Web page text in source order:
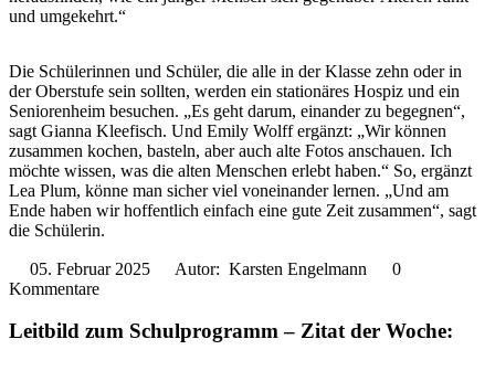
und umgekehrt.“
Die Schülerinnen und Schüler, die alle in der Klasse zehn oder in
der Oberstufe sein sollten, werden ein stationäres Hospiz und ein
Seniorenheim besuchen. „Es geht darum, einander zu begegnen“,
sagt Gianna Kleefisch. Und Emily Wolff ergänzt: „Wir können
zusammen kochen, basteln, aber auch alte Fotos anschauen. Ich
möchte wissen, was die alten Menschen erlebt haben.“ So, ergänzt
Lea Plum, könne man sicher viel voneinander lernen. „Und am
Ende haben wir hoffentlich einfach eine gute Zeit zusammen“, sagt
die Schülerin.
05. Februar 2025 Autor: Karsten Engelmann
0
Kommentare
Leitbild zum Schulprogramm – Zitat der Woche: